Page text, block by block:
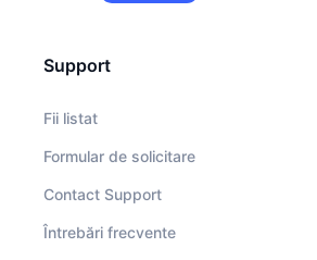
Support
Fii listat
Formular de solicitare
Contact Support
Întrebări frecvente